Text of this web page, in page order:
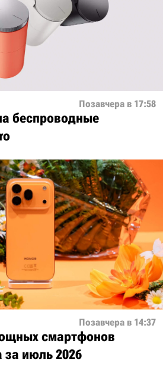
Позавчера в 17:58
беспроводные
Позавчера в 14:37
смартфонов
за июль 2026